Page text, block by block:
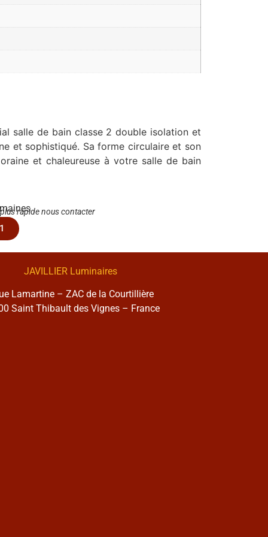
salle de bain classe 2 double isolation et
et sophistiqué. Sa forme circulaire et son
et chaleureuse à votre salle de bain
rapide nous contacter
JAVILLIER Luminaires
Lamartine – ZAC de la Courtillière
Saint Thibault des Vignes – France